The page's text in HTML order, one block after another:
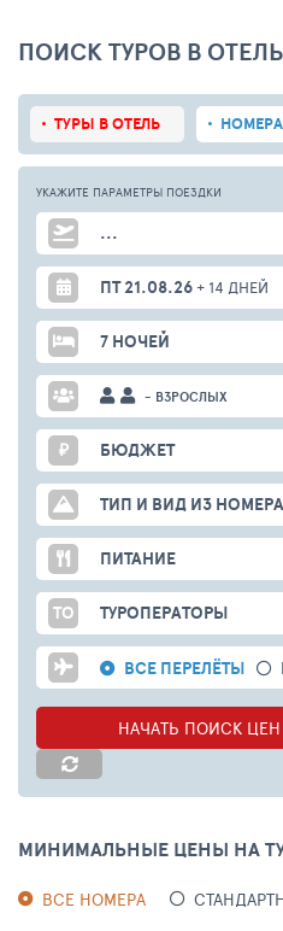
ПОИСК ТУРОВ В ОТЕЛЬ
ТУРЫ В ОТЕЛЬ НОМЕРА
УКАЖИТЕ ПАРАМЕТРЫ ПОЕЗДКИ
...
ПТ 21.08.26+ 14 ДНЕЙ
7 НОЧЕЙ
- ВЗРОСЛЫХ
₽ БЮДЖЕТ
ТИП И ВИД ИЗ НОМЕРА
ПИТАНИЕ
ТО ТУРОПЕРАТОРЫ
ВСЕ ПЕРЕЛЁТЫ
НАЧАТЬ ПОИСК ЦЕН
МИНИМАЛЬНЫЕ ЦЕНЫ НА
ВСЕ НОМЕРА